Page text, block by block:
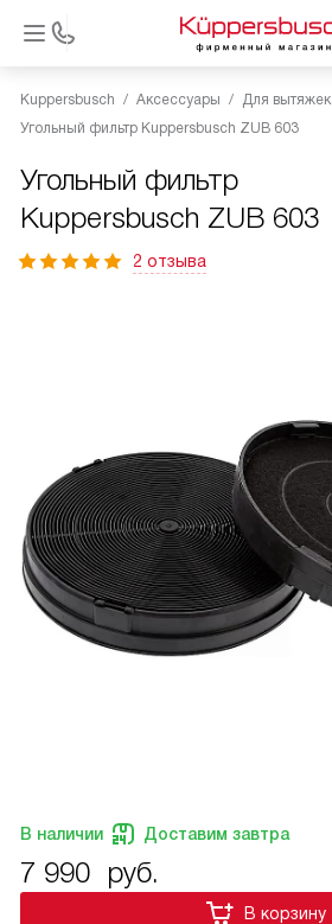
Kuppersbusch Аксессуары
Для вытяжек
Угольный фильтр Kuppersbusch ZUB 603
Угольный фильтр
Kuppersbusch ZUB 603
2 отзыва
В наличии Доставим завтра
7 990 руб.
В корзину